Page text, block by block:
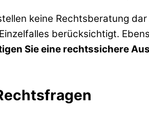
keine Rechtsberatung
berücksichtigt.
Sie eine rechtssichere